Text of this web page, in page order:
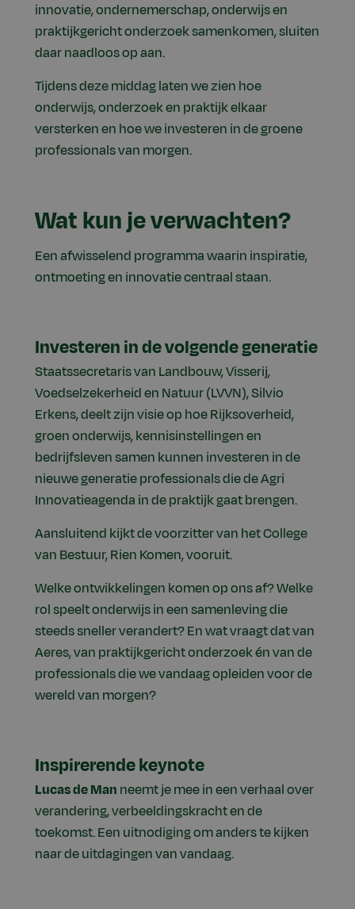
innovatie, ondernemerschap, onderwijs en
praktijkgericht onderzoek samenkomen, sluiten
daar naadloos op aan.
Tijdens deze middag laten we zien hoe
onderwijs, onderzoek en praktijk elkaar
versterken en hoe we investeren in de groene
professionals van morgen.
Wat kun je verwachten?
Een afwisselend programma waarin inspiratie,
ontmoeting en innovatie centraal staan.
Investeren in de volgende generatie
Staatssecretaris van Landbouw, Visserij,
Voedselzekerheid en Natuur (LVVN), Silvio
Erkens, deelt zijn visie op hoe Rijksoverheid,
groen onderwijs, kennisinstellingen en
bedrijfsleven samen kunnen investeren in de
nieuwe generatie professionals die de Agri
Innovatieagenda in de praktijk gaat brengen.
Aansluitend kijkt de voorzitter van het College
van Bestuur, Rien Komen, vooruit.
Welke ontwikkelingen komen op ons af? Welke
rol speelt onderwijs in een samenleving die
steeds sneller verandert? En wat vraagt dat van
Aeres, van praktijkgericht onderzoek én van de
professionals die we vandaag opleiden voor de
wereld van morgen?
Inspirerende keynote
Lucas de Man neemt je mee in een verhaal over
verandering, verbeeldingskracht en de
toekomst. Een uitnodiging om anders te kijken
naar de uitdagingen van vandaag.